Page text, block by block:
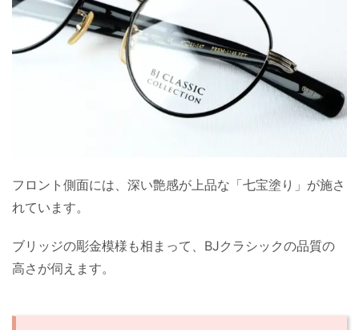
フロント側面には、深い艶感が上品な「七宝塗り」が施さ
れています。
ブリッジの彫金模様も相まって、BJクラシックの品質の
高さが伺えます。